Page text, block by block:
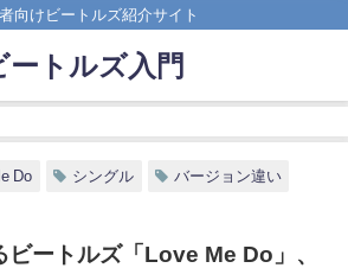
向けビートルズ紹介サイト
ートルズ入門
Do シングル バージョン違い
ビートルズ「Love Me Do」、